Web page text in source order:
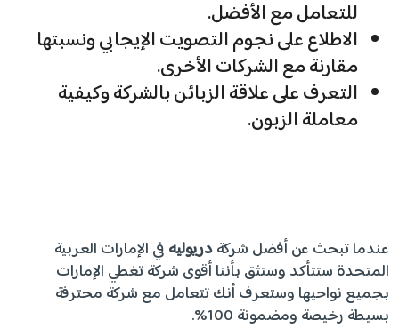
للتعامل مع الأفضل.
الاطلاع على نجوم التصويت الإيجابي ونسبتها
مقارنة مع الشركات الأخرى.
التعرف على علاقة الزبائن بالشركة وكيفية
معاملة الزبون.
عندما تبحث عن أفضل شركةدريوليه في الإمارات العربية
المتحدة ستتأكد وستثق بأننا أقوى شركة تغطي الإمارات
بجميع نواحيها وستعرف أنك تتعامل مع شركة محترفة
بسيطة رخيصة ومضمونة 100%.